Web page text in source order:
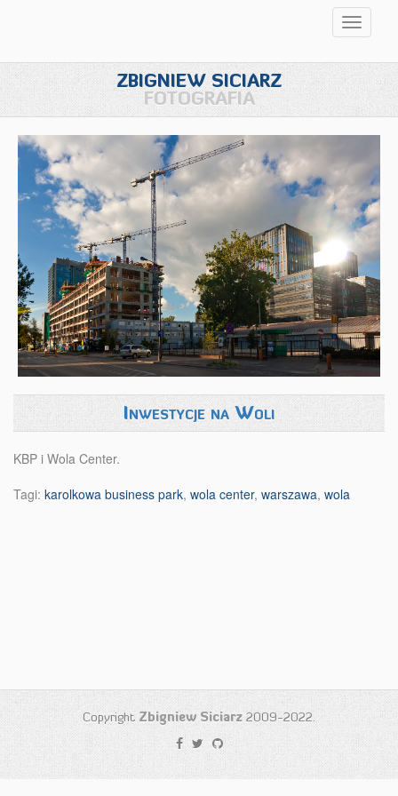
ZBIGNIEW SICIARZ
FOTOGRAFIA
Inwestycje na Woli
KBP i Wola Center.
Tagi: karolkowa business park, wola center, warszawa, wola
Copyright Zbigniew Siciarz 2009-2022.